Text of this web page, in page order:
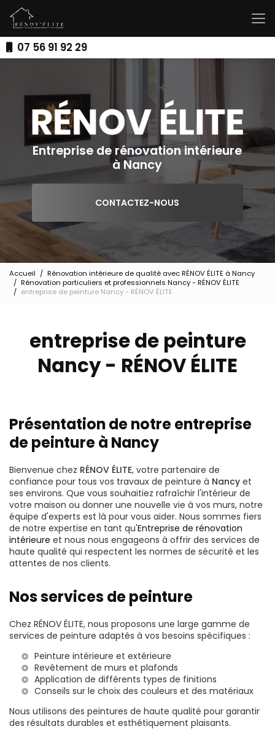
au
contenu
principal07 56 91 92 29
Entreprise de rénovation intérieure
à Nancy
CONTACTEZ-NOUS
Accueil
Rénovation intérieure de qualité avec RÉNOV ÉLITE à Nancy
Rénovation particuliers et professionnels Nancy - RÉNOV ÉLITE
entreprise de peinture Nancy - RÉNOV ÉLITE
entreprise de peinture
Nancy - RÉNOV ÉLITE
Présentation de notre entreprise
de peinture à Nancy
Bienvenue chez RÉNOV ÉLITE, votre partenaire de
confiance pour tous vos travaux de peinture à Nancy et
ses environs. Que vous souhaitiez rafraîchir l'intérieur de
votre maison ou donner une nouvelle vie à vos murs, notre
équipe d'experts est là pour vous aider. Nous sommes fiers
de notre expertise en tant qu'Entreprise de rénovation
intérieure et nous nous engageons à offrir des services de
haute qualité qui respectent les normes de sécurité et les
attentes de nos clients.
Nos services de peinture
Chez RÉNOV ÉLITE, nous proposons une large gamme de
services de peinture adaptés à vos besoins spécifiques :
Peinture intérieure et extérieure
Revêtement de murs et plafonds
Application de différents types de finitions
Conseils sur le choix des couleurs et des matériaux
Nous utilisons des peintures de haute qualité pour garantir
des résultats durables et esthétiquement plaisants.